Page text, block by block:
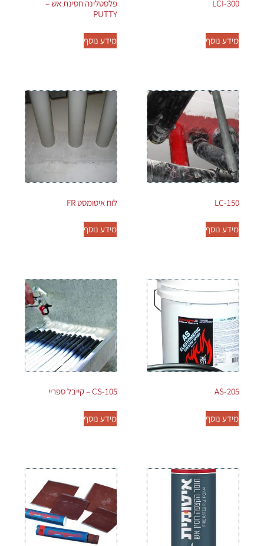
LCI-300
מידע נוסף
פלסטלינה חסינת אש –
PUTTY
מידע נוסף
LC-150
מידע נוסף
לוח איטומסט FR
מידע נוסף
AS-205
מידע נוסף
CS-105 – קייבל ספריי
מידע נוסף